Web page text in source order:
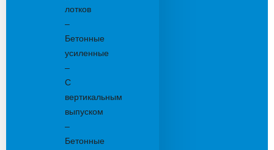
лотков
–
Бетонные
усиленные
–
С
вертикальным
выпуском
–
Бетонные